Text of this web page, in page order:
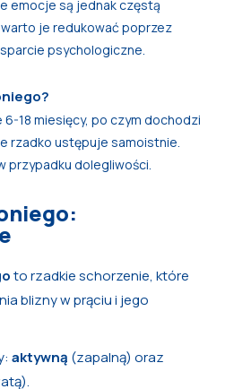
emocje są jednak częstą
je redukować poprzez
psychologiczne.
6-18 miesięcy, po czym dochodzi
rzadko ustępuje samoistnie.
przypadku dolegliwości.
to rzadkie schorzenie, które
blizny w prąciu i jego
aktywną (zapalną) oraz